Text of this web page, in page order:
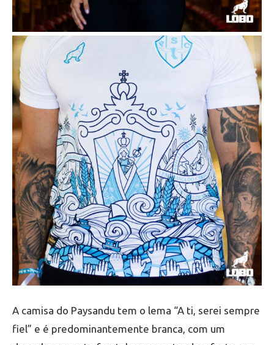
A camisa do Paysandu tem o lema “A ti, serei sempre
fiel” e é predominantemente branca, com um